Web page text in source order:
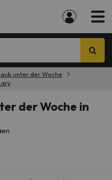
unter der Woche
der Woche in